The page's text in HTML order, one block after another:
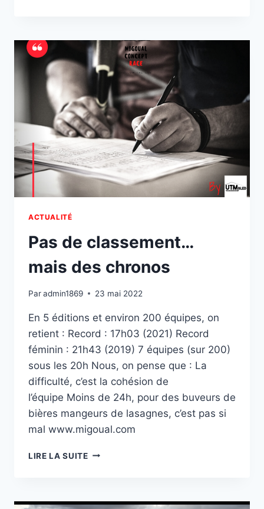
PLACE
ACTUALITÉ
Pas de classement…
mais des chronos
Paradmin1869 23 mai 2022
En 5 éditions et environ 200 équipes, on
retient : Record : 17h03 (2021) Record
féminin : 21h43 (2019) 7 équipes (sur 200)
sous les 20h Nous, on pense que : La
difficulté, c’est la cohésion de
l’équipe Moins de 24h, pour des buveurs de
bières mangeurs de lasagnes, c’est pas si
mal www.migoual.com
LIRE LA SUITEPAS
DES